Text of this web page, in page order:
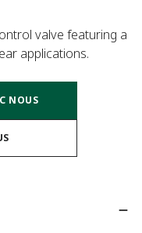
valve featuring a
applications.
NOUS